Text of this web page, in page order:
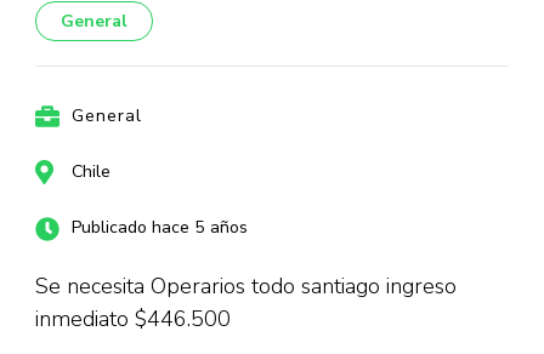
General
General
Chile
Publicado hace 5 años
Se necesita Operarios todo santiago ingreso
inmediato $446.500